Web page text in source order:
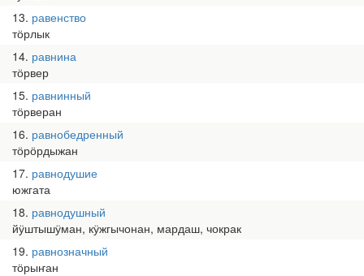
13 равенство
тӧрлык
14 равнина
тӧрвер
15 равнинный
тӧрверан
16 равнобедренный
тӧрӧрдыжан
17 равнодушие
южгата
18 равнодушный
йӱштышӱман, кӱжгычонан, мардаш, чокрак
19 равнозначный
тӧрыҥан